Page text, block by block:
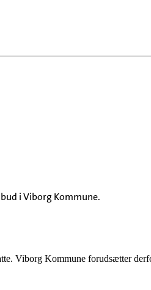
i Viborg Kommune.
Viborg Kommune forudsætter